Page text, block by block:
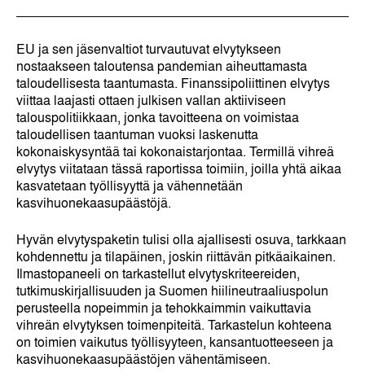
EU ja sen jäsenvaltiot turvautuvat elvytykseen
nostaakseen taloutensa pandemian aiheuttamasta
taloudellisesta taantumasta. Finanssipoliittinen elvytys
viittaa laajasti ottaen julkisen vallan aktiiviseen
talouspolitiikkaan, jonka tavoitteena on voimistaa
taloudellisen taantuman vuoksi laskenutta
kokonaiskysyntää tai kokonaistarjontaa. Termillä vihreä
elvytys viitataan tässä raportissa toimiin, joilla yhtä aikaa
kasvatetaan työllisyyttä ja vähennetään
kasvihuonekaasupäästöjä.
Hyvän elvytyspaketin tulisi olla ajallisesti osuva, tarkkaan
kohdennettu ja tilapäinen, joskin riittävän pitkäaikainen.
Ilmastopaneeli on tarkastellut elvytyskriteereiden,
tutkimuskirjallisuuden ja Suomen hiilineutraaliuspolun
perusteella nopeimmin ja tehokkaimmin vaikuttavia
vihreän elvytyksen toimenpiteitä. Tarkastelun kohteena
on toimien vaikutus työllisyyteen, kansantuotteeseen ja
kasvihuonekaasupäästöjen vähentämiseen.